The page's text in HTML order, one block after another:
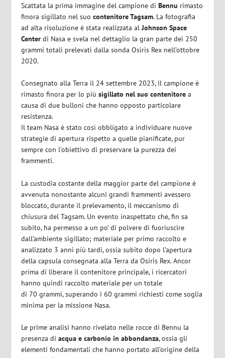
Scattata la prima immagine del campione diBennu rimasto
finora sigillato nel suocontenitore Tagsam. La fotografia
ad alta risoluzione è stata realizzata alJohnson Space
Center di Nasa e svela nel dettaglio la gran parte dei 250
grammi totali prelevati dalla sonda Osiris Rex nell’ottobre
2020.
Consegnato alla Terra il 24 settembre 2023, il campione è
rimasto finora per lo piùsigillato nel suo contenitore a
causa di due bulloni che hanno opposto particolare
resistenza.
Il team Nasa è stato così obbligato a individuare nuove
strategie di apertura rispetto a quelle pianificate, pur
sempre con l’obiettivo di preservare la purezza dei
frammenti.
La custodia costante della maggior parte del campione è
avvenuta nonostante alcuni grandi frammenti avessero
bloccato, durante il prelevamento, il meccanismo di
chiusura del Tagsam. Un evento inaspettato che, fin sa
subito, ha permesso a un po’ di polvere di fuoriuscire
dall’ambiente sigillato; materiale per primo raccolto e
analizzato 3 anni più tardi, ossia subito dopo l’apertura
della capsula consegnata alla Terra da Osiris Rex. Ancor
prima di liberare il contenitore principale, i ricercatori
hanno quindi raccolto materiale per un totale
di 70 grammi, superando i 60 grammi richiesti come soglia
minima per la missione Nasa.
Le prime analisi hanno rivelato nelle rocce di Bennu la
presenza diacqua e carbonio in abbondanza, ossia gli
elementi fondamentali che hanno portato all’origine della